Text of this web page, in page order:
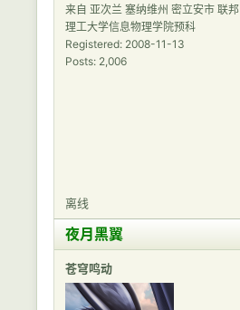
来自 亚次兰 塞纳维州 密立安市 联邦
理工大学信息物理学院预科
Registered: 2008-11-13
Posts: 2,006
离线
夜月黑翼
苍穹鸣动